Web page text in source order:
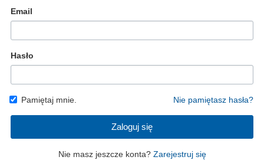
Email
Hasło
Pamiętaj mnie. Nie pamiętasz hasła?
Zaloguj się
Nie masz jeszcze konta? Zarejestruj się